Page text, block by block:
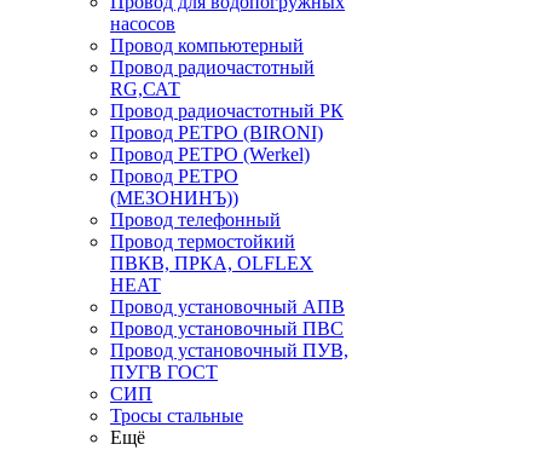
насосов
Провод компьютерный
Провод радиочастотный
RG,САТ
Провод радиочастотный РК
Провод РЕТРО (BIRONI)
Провод РЕТРО (Werkel)
Провод РЕТРО
(МЕЗОНИНЪ))
Провод телефонный
Провод термостойкий
ПВКВ, ПРКА, OLFLEX
HEAT
Провод установочный АПВ
Провод установочный ПВС
Провод установочный ПУВ,
ПУГВ ГОСТ
СИП
Тросы стальные
Ещё